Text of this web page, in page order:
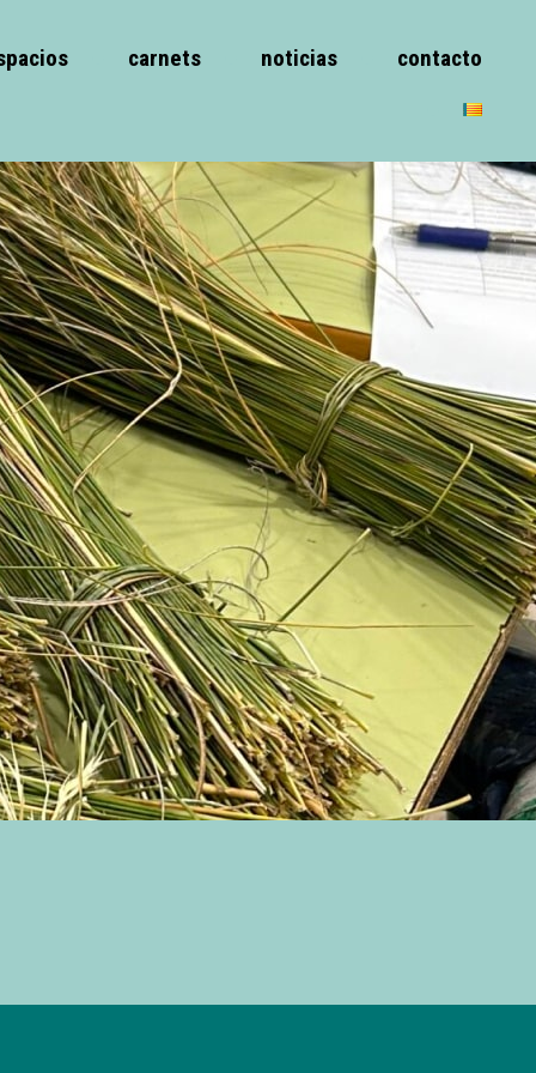
carnets noticias contacto